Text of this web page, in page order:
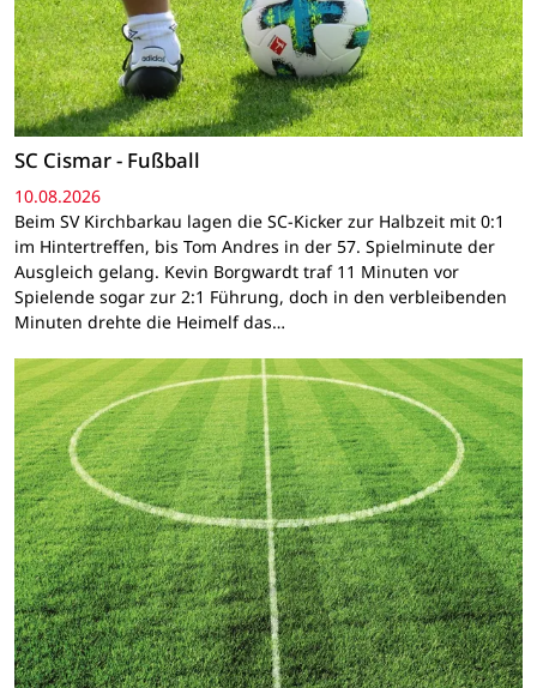
SC Cismar - Fußball
10.08.2026
Beim SV Kirchbarkau lagen die SC-Kicker zur Halbzeit mit 0:1
im Hintertreffen, bis Tom Andres in der 57. Spielminute der
Ausgleich gelang. Kevin Borgwardt traf 11 Minuten vor
Spielende sogar zur 2:1 Führung, doch in den verbleibenden
Minuten drehte die Heimelf das…